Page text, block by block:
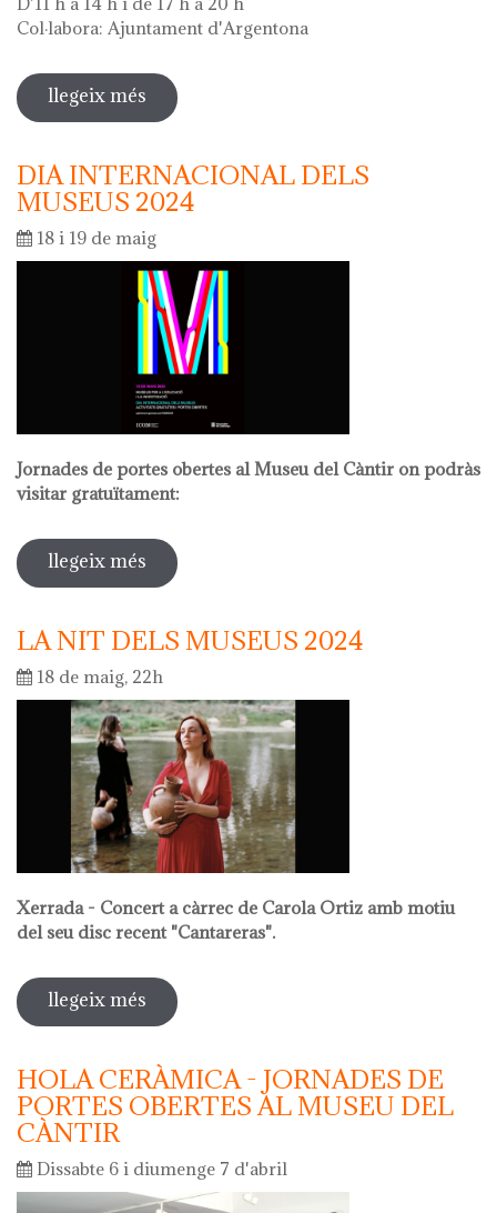
Col·labora: Ajuntament d'Argentona
llegeix més sobre diada de la flor - l'ou com balla
a la font
DIA INTERNACIONAL DELS
MUSEUS 2024
18 i 19 de maig
Jornades de portes obertes al Museu del Càntir on podràs
visitar gratuïtament:
llegeix més sobre dia internacional dels museus
2024
LA NIT DELS MUSEUS 2024
18 de maig, 22h
Xerrada - Concert a càrrec de Carola Ortiz amb motiu
del seu disc recent "Cantareras".
llegeix més sobre la nit dels museus 2024
HOLA CERÀMICA - JORNADES DE
PORTES OBERTES AL MUSEU DEL
CÀNTIR
Dissabte 6 i diumenge 7 d'abril